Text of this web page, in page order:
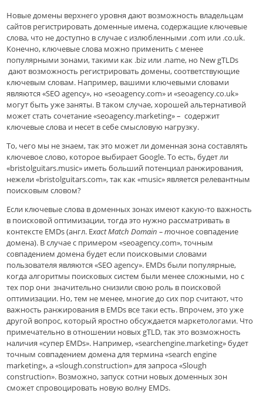
Новые домены верхнего уровня дают возможность владельцам
сайтов регистрировать доменные имена, содержащие ключевые
слова, что не доступно в случае с излюбленными .com или .co.uk.
Конечно, ключевые слова можно применить с менее
популярными зонами, такими как .biz или .name, но New gTLDs
дают возможность регистрировать домены, соответствующие
ключевым словам. Например, вашими ключевыми словами
являются «SEO agency», но «seoagency.com» и «seoagency.co.uk»
могут быть уже заняты. В таком случае, хорошей альтернативой
может стать сочетание «seoagency.marketing» – содержит
ключевые слова и несет в себе смысловую нагрузку.
То, чего мы не знаем, так это может ли доменная зона составлять
ключевое слово, которое выбирает Google. То есть, будет ли
«bristolguitars.music» иметь больший потенциал ранжирования,
нежели «bristolguitars.com», так как «music» является релевантным
поисковым словом?
Если ключевые слова в доменных зонах имеют какую-то важность
в поисковой оптимизации, тогда это нужно рассматривать в
контексте EMDs (англ. Exact Match Domain – точное совпадение
домена). В случае с примером «seoagency.com», точным
совпадением домена будет если поисковыми словами
пользователя являются «SEO agency». EMDs были популярные,
когда алгоритмы поисковых систем были менее сложными, но с
тех пор они значительно снизили свою роль в поисковой
оптимизации. Но, тем не менее, многие до сих пор считают, что
важность ранжирования в EMDs все таки есть. Впрочем, это уже
другой вопрос, который яростно обсуждается маркетологами. Что
примечательно в отношении новых gTLD, так это возможность
наличия «супер EMDs». Например, «searchengine.marketing» будет
точным совпадением домена для термина «search engine
marketing», а «slough.construction» для запроса «Slough
construction». Возможно, запуск сотни новых доменных зон
сможет спровоцировать новую волну EMDs.